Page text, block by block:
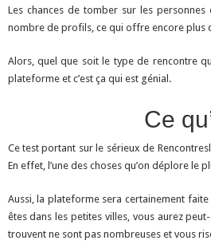
Les chances de tomber sur les
nombre de profils, ce qui offre encore plus
Alors, quel que soit le type de rencontre
plateforme et c’est ça qui est génial.
Ce
Ce test portant sur le sérieux de
En effet, l’une des choses qu’on déplore le
Aussi, la plateforme sera certainement
êtes dans les petites villes, vous aurez
trouvent ne sont pas nombreuses et vous